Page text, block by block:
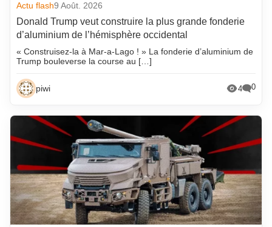
Actu flash9 Août. 2026
Donald Trump veut construire la plus grande fonderie
d’aluminium de l’hémisphère occidental
« Construisez-la à Mar-a-Lago ! » La fonderie d’aluminium de
Trump bouleverse la course au […]
piwi 4 0